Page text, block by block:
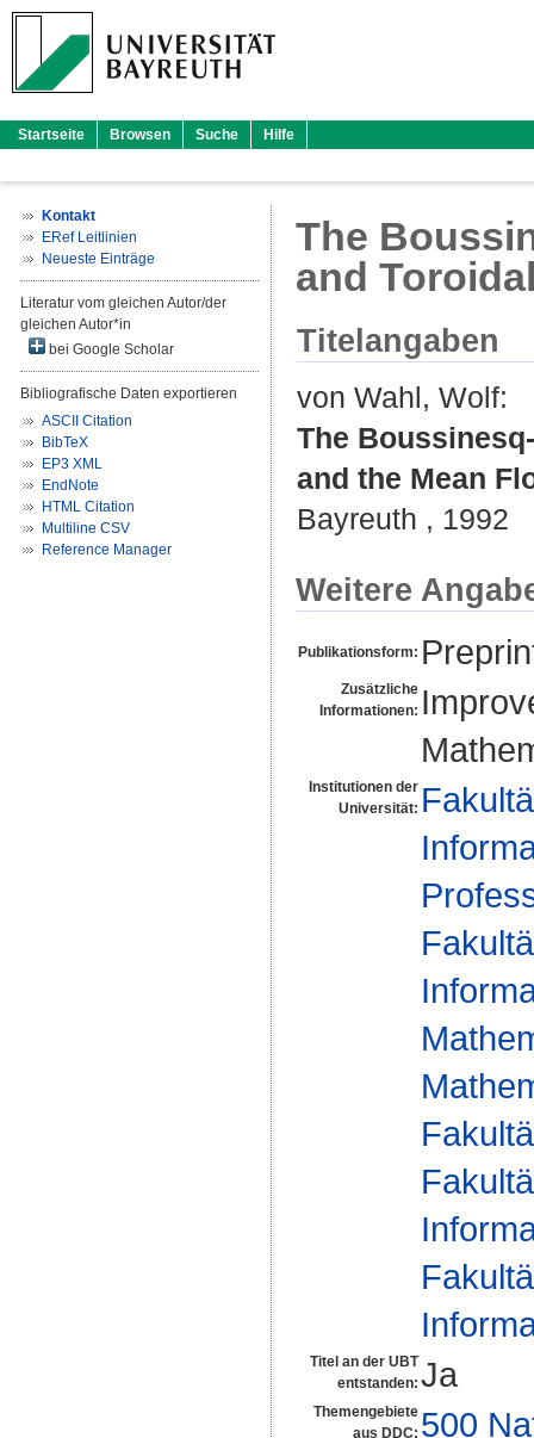
Startseite Browsen Suche Hilfe
Kontakt
ERef Leitlinien
Neueste Einträge
Literatur vom gleichen Autor/der
gleichen Autor*in
bei Google Scholar
Bibliografische Daten exportieren
ASCII Citation
BibTeX
EP3 XML
EndNote
HTML Citation
Multiline CSV
Reference Manager
The
and
Titelangaben
von Wahl, Wolf:
The
and the Mean
Bayreuth , 1992
Weitere
Publikationsform:
Zusätzliche
Informationen:
Institutionen der
Universität:
Titel an der UBT
entstanden: Ja
Themengebiete
aus DDC: 500